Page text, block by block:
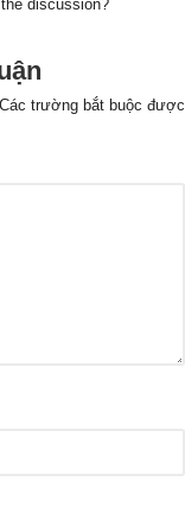
discussion?
Các trường bắt buộc được